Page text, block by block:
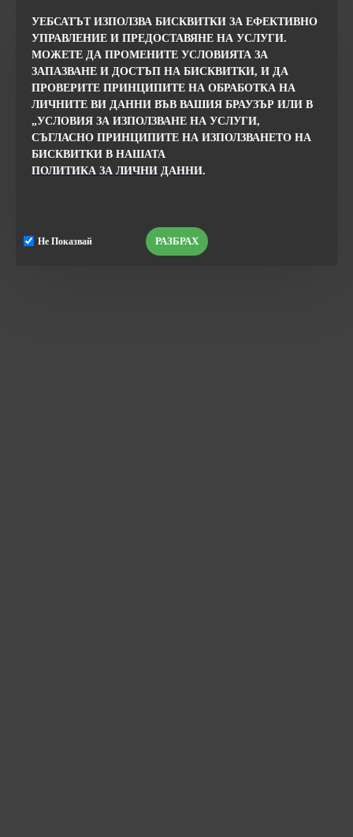
УЕБСАТЪТ ИЗПОЛЗВА БИСКВИТКИ ЗА ЕФЕКТИВНО
УПРАВЛЕНИЕ И ПРЕДОСТАВЯНЕ НА УСЛУГИ.
МОЖЕТЕ ДА ПРОМЕНИТЕ УСЛОВИЯТА ЗА
ЗАПАЗВАНЕ И ДОСТЪП НА БИСКВИТКИ, И ДА
ПРОВЕРИТЕ ПРИНЦИПИТЕ НА ОБРАБОТКА НА
ЛИЧНИТЕ ВИ ДАННИ ВЪВ ВАШИЯ БРАУЗЪР ИЛИ В
„УСЛОВИЯ ЗА ИЗПОЛЗВАНЕ НА УСЛУГИ,
СЪГЛАСНО ПРИНЦИПИТЕ НА ИЗПОЛЗВАНЕТО НА
БИСКВИТКИ В НАШАТА
ПОЛИТИКА ЗА ЛИЧНИ ДАННИ.
РАЗБРАХ
Не Показвай